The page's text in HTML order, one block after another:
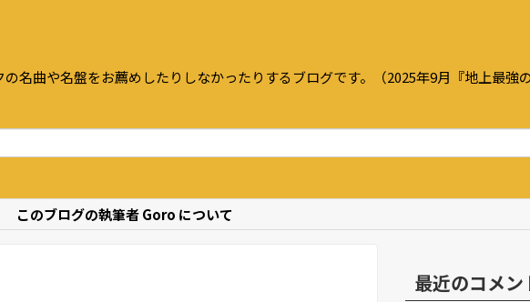
名曲や名盤をお薦めしたりしなかったりするブログです。（2025年9月『地上最強
このブログの執筆者 Goro について
最近のコメン